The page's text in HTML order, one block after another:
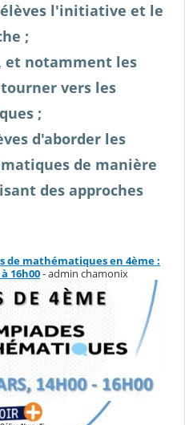
l'initiative et le
;
et notamment les
vers les
;
d'aborder les
de manière
des approches
de mathématiques en 4ème :
16h00- admin chamonix